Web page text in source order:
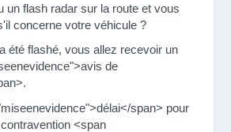
un flash radar sur la route et vous
concerne votre véhicule ?
été flashé, vous allez recevoir un
de
span> pour
<span